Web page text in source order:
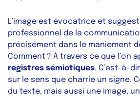
L’image est évocatrice et
professionnel de la
précisément dans le maniement
Comment ? À travers ce que l’on
registres sémiotiques. C’est-à-
sur le sens que charrie un signe.
du texte, mais aussi une image,